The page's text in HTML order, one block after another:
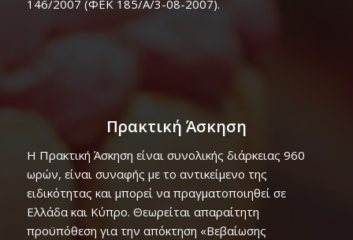
146/2007 (ΦΕΚ 185/A/3-08-2007).
Πρακτική Άσκηση
Η Πρακτική Άσκηση είναι συνολικής διάρκειας 960
ωρών, είναι συναφής με το αντικείμενο της
ειδικότητας και μπορεί να πραγματοποιηθεί σε
Ελλάδα και Κύπρο. Θεωρείται απαραίτητη
προϋπόθεση για την απόκτηση «Βεβαίωσης